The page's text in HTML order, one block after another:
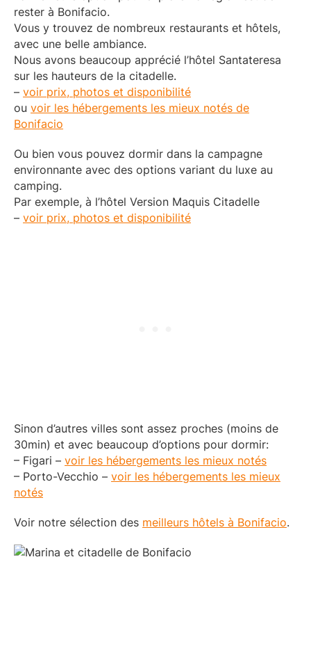
rester à Bonifacio.
Vous y trouvez de nombreux restaurants et hôtels,
avec une belle ambiance.
Nous avons beaucoup apprécié l’hôtel Santateresa
sur les hauteurs de la citadelle.
– voir prix, photos et disponibilité
ou voir les hébergements les mieux notés de
Bonifacio
Ou bien vous pouvez dormir dans la campagne
environnante avec des options variant du luxe au
camping.
Par exemple, à l’hôtel Version Maquis Citadelle
– voir prix, photos et disponibilité
Sinon d’autres villes sont assez proches (moins de
30min) et avec beaucoup d’options pour dormir:
– Figari – voir les hébergements les mieux notés
– Porto-Vecchio – voir les hébergements les mieux
notés
Voir notre sélection des meilleurs hôtels à Bonifacio.